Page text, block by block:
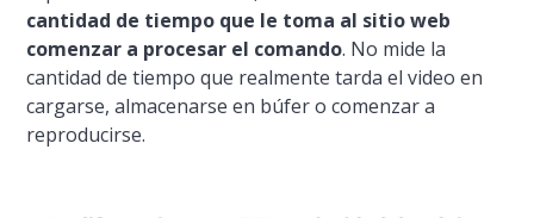
cantidad de tiempo que le toma al sitio web
comenzar a procesar el comando. No mide la
cantidad de tiempo que realmente tarda el video en
cargarse, almacenarse en búfer o comenzar a
reproducirse.